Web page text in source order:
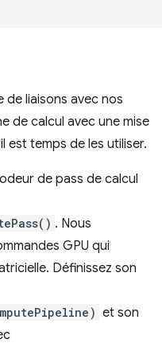
liaisons avec nos
de calcul avec une mise
est temps de les utiliser.
de pass de calcul
. Nous
GPU qui
Définissez son
et son